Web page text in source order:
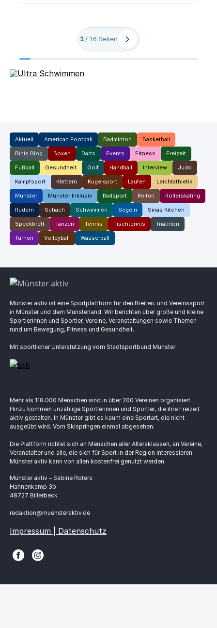
1/ 16 Seiten
Aktuell American Football Badminton Basketball
Binis Blog Boxen Darts Events Fitness Freizeit
Fußball Gesundheit Golf Handball Interview Judo
Kampfsport Klettern Kugelsport Laufen Leichtathletik
Münster Münster Inklusiv Radsport Reiten Rollerskating
Rudern Schach Schwimmen Segeln Sinas Kitchen
Speckbrett Tanzen Tennis Tischtennis Triathlon
Turnen Volleyball Wasserball
Münster aktiv ist eine Sportplattform für den Breiten. und Vereinssport
in Münster und dem Münsterland. Wir berichten über große und kleine
Sportlerinnen und Sportler, Vereine, Veranstaltungen sowie Themen
rund um Bewegung, Fitness und Gesundheit.
Mit sportlicher Unterstützung vom Stadtsportbund Münster
Mehr als 118.000 Menschen sind in über 200 Vereinen organisiert.
Hinzu kommen unzählige Sportlerinnen und Sportler, die ihre Freizeit
aktiv gestalten. In Münster gibt es kaum eine Sportart, die nicht
ausgeübt wird. Vom Skispringen einmal abgesehen.
Die Plattform richtet sich an Menschen aller Altersklassen, an Vereine,
Veranstalter und alle, die sich für Sport in der Region interessieren.
Münster aktiv kann von allen kostenfrei genutzt werden.
Münster aktiv – Sabine Roters
Hahnenkamp 3b
48727 Billerbeck
redaktion@muensteraktiv.de
Impressum | Datenschutz